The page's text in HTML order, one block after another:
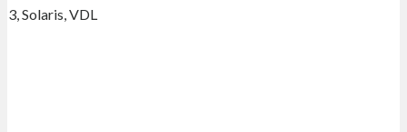
3, Solaris, VDL